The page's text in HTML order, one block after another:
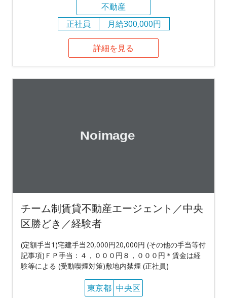
不動産
正社員
月給300,000円
詳細を見る
チーム制賃貸不動産エージェント／中央
区勝どき／経験者
(定額手当1)宅建手当20,000円20,000円 (その他の手当等付
記事項)ＦＰ手当：４，０００円８，０００円＊賃金は経
験等による (受動喫煙対策)敷地内禁煙 (正社員)
東京都 中央区